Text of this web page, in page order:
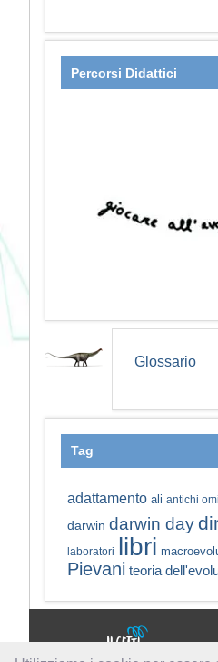
Percorsi Didattici
Glossario
Tag
adattamento ali antichi
darwin darwin day
laboratori libri
Pievani teoria